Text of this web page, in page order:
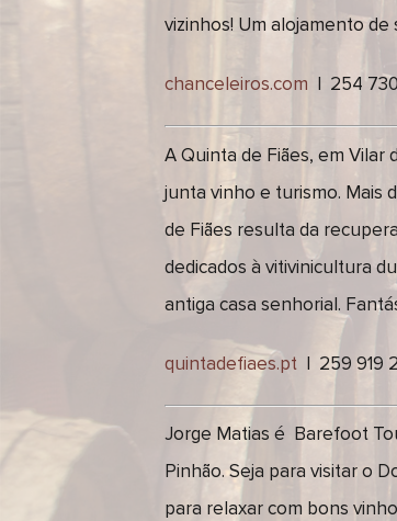
vizinhos! Um alojamento
chanceleiros.com | 254
A Quinta de Fiães, em Vilar
junta vinho e turismo. Mais
de Fiães resulta da
dedicados à vitivinicultura
antiga casa senhorial.
quintadefiaes.pt | 259 919
Jorge Matias é Barefoot
Pinhão. Seja para visitar o
para relaxar com bons